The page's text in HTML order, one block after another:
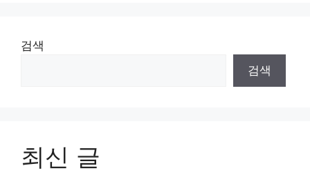
검색
검색
최신 글